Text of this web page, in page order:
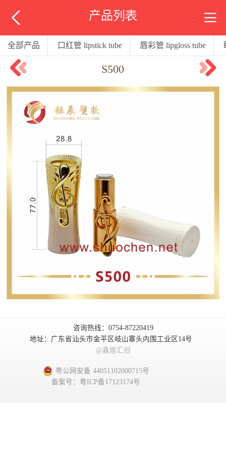
产品列表
全部产品 口红管 lipstick tube 唇彩管 lipgloss tube
S500
咨询热线：0754-87220419
地址：广东省汕头市金平区岐山寨头内围工业区14号
@鑫煌汇创
粤公网安备 44051102000715号
备案号：粤ICP备17123174号